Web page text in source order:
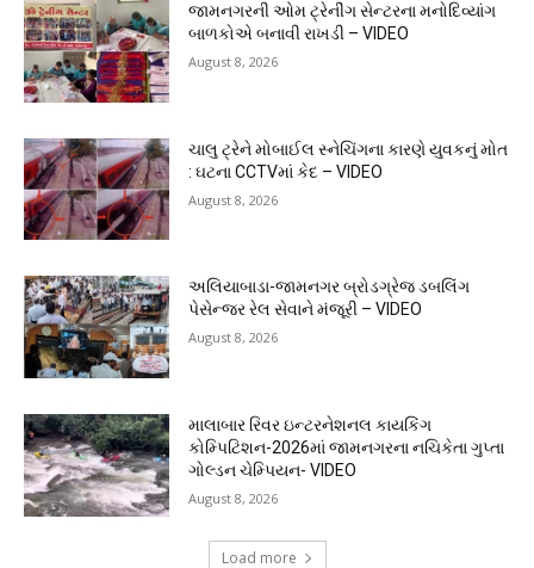
જામનગરની ઓમ ટ્રેનીંગ સેન્ટરના મનોદિવ્યાંગ
બાળકોએ બનાવી રાખડી – VIDEO
August 8, 2026
ચાલુ ટ્રેને મોબાઈલ સ્નેચિંગના કારણે યુવકનું મોત
: ઘટના CCTVમાં કેદ – VIDEO
August 8, 2026
અલિયાબાડા-જામનગર બ્રોડગ્રેજ ડબલિંગ
પેસેન્જર રેલ સેવાને મંજૂરી – VIDEO
August 8, 2026
માલાબાર રિવર ઇન્ટરનેશનલ કાયકિંગ
કોમ્પિટિશન-2026માં જામનગરના નચિકેતા ગુપ્તા
ગોલ્ડન ચેમ્પિયન- VIDEO
August 8, 2026
Load more